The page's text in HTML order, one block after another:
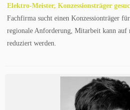
Elektro-Meister, Konzessionsträger
Fachfirma sucht einen Konzessionträger
regionale Anforderung, Mitarbeit kann
reduziert werden.